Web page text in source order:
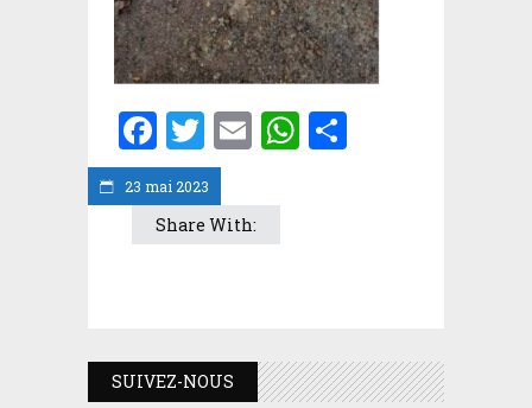
23 mai 2023
Facebook
Twitter
EmailWhatsApp
Share With:
SUIVEZ-NOUS